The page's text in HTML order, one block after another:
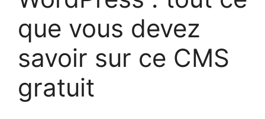
que vous devez
savoir sur ce CMS
gratuit